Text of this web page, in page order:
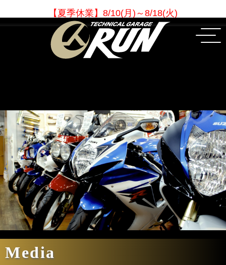
【夏季休業 】 8/10(月)～8/18(火)
Media